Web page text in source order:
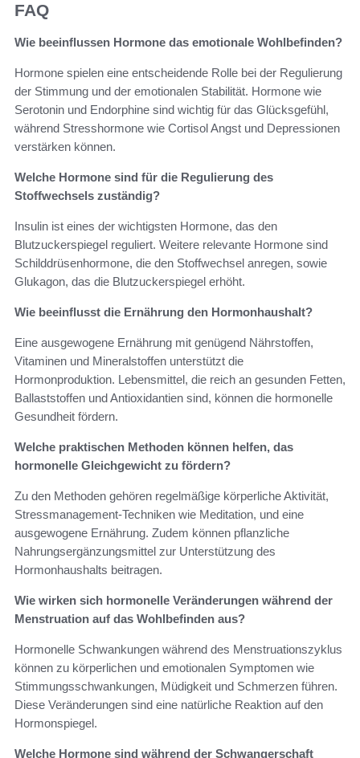
FAQ
Wie beeinflussen Hormone das emotionale Wohlbefinden?
Hormone spielen eine entscheidende Rolle bei der Regulierung
der Stimmung und der emotionalen Stabilität. Hormone wie
Serotonin und Endorphine sind wichtig für das Glücksgefühl,
während Stresshormone wie Cortisol Angst und Depressionen
verstärken können.
Welche Hormone sind für die Regulierung des
Stoffwechsels zuständig?
Insulin ist eines der wichtigsten Hormone, das den
Blutzuckerspiegel reguliert. Weitere relevante Hormone sind
Schilddrüsenhormone, die den Stoffwechsel anregen, sowie
Glukagon, das die Blutzuckerspiegel erhöht.
Wie beeinflusst die Ernährung den Hormonhaushalt?
Eine ausgewogene Ernährung mit genügend Nährstoffen,
Vitaminen und Mineralstoffen unterstützt die
Hormonproduktion. Lebensmittel, die reich an gesunden Fetten,
Ballaststoffen und Antioxidantien sind, können die hormonelle
Gesundheit fördern.
Welche praktischen Methoden können helfen, das
hormonelle Gleichgewicht zu fördern?
Zu den Methoden gehören regelmäßige körperliche Aktivität,
Stressmanagement-Techniken wie Meditation, und eine
ausgewogene Ernährung. Zudem können pflanzliche
Nahrungsergänzungsmittel zur Unterstützung des
Hormonhaushalts beitragen.
Wie wirken sich hormonelle Veränderungen während der
Menstruation auf das Wohlbefinden aus?
Hormonelle Schwankungen während des Menstruationszyklus
können zu körperlichen und emotionalen Symptomen wie
Stimmungsschwankungen, Müdigkeit und Schmerzen führen.
Diese Veränderungen sind eine natürliche Reaktion auf den
Hormonspiegel.
Welche Hormone sind während der Schwangerschaft